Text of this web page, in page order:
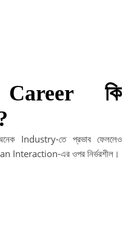
কি
Industry-তে প্রভাব ফেললেও
এর ওপর নির্ভরশীল।